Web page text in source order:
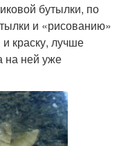
бутылки, по
и «рисованию»
краску, лучше
на ней уже